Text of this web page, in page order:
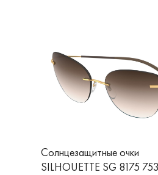
Солнцезащитные очки
SILHOUETTE SG 8175